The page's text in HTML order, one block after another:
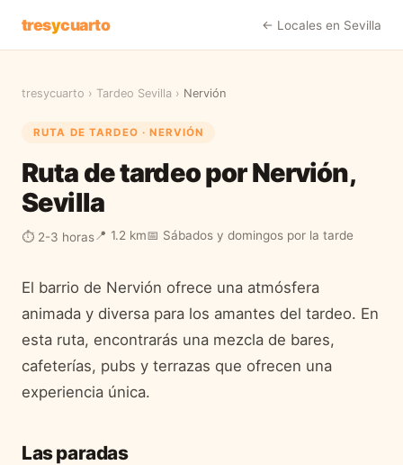
tresycuarto ← Locales en Sevilla
tresycuarto › Tardeo Sevilla › Nervión
RUTA DE TARDEO ·NERVIÓN
Ruta de tardeo por Nervión,
Sevilla
⏱ 2-3 horas📍 1.2 km📅 Sábados y domingos por la tarde
El barrio de Nervión ofrece una atmósfera
animada y diversa para los amantes del tardeo. En
esta ruta, encontrarás una mezcla de bares,
cafeterías, pubs y terrazas que ofrecen una
experiencia única.
Las paradas